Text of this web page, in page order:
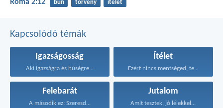
Róma 2:12 bűn törvény ítélet
Kapcsolódó témák
Igazságosság
Aki igazságra és hűségre...
Ítélet
Ezért nincs mentséged, te...
Felebarát
A második ez: Szeresd...
Jutalom
Amit tesztek, jó lélekkel...